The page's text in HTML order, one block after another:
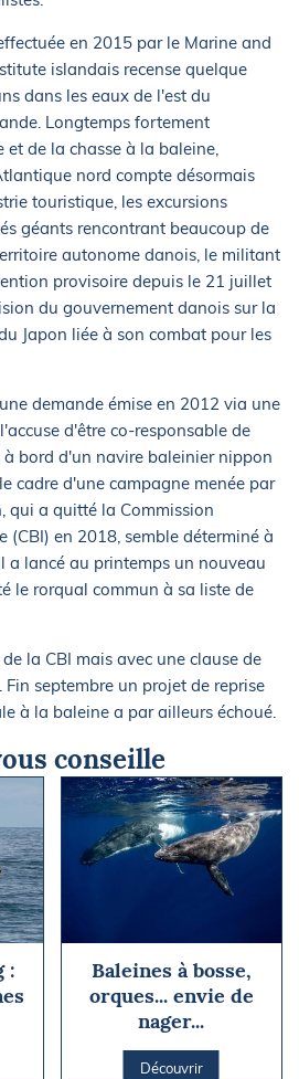
en 2015 par le Marine and
islandais recense quelque
dans les eaux de l'est du
Longtemps fortement
et de la chasse à la baleine,
nord compte désormais
touristique, les excursions
géants rencontrant beaucoup de
autonome danois, le militant
provisoire depuis le 21 juillet
du gouvernement danois sur la
Japon liée à son combat pour les
demande émise en 2012 via une
d'être co-responsable de
à bord d'un navire baleinier nippon
cadre d'une campagne menée par
qui a quitté la Commission
(CBI) en 2018, semble déterminé à
a lancé au printemps un nouveau
le rorqual commun à sa liste de
la CBI mais avec une clause de
Fin septembre un projet de reprise
à la baleine a par ailleurs échoué.
conseille
:
Baleines à bosse,
orques... envie de
nager...
Découvrir